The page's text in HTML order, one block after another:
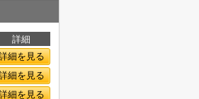
詳細
細を見る
細を見る
細を見る